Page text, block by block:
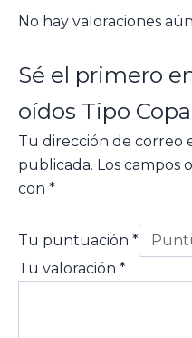
No hay valoraciones
Sé el primero
oídos Tipo
Tu dirección de correo
publicada. Los campos
con *
Tu puntuación *
Tu valoración *